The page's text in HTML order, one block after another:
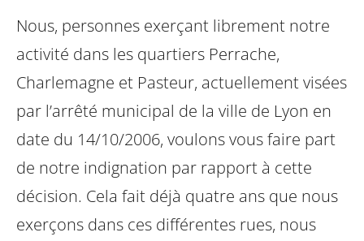
Nous, personnes exerçant librement notre
activité dans les quartiers Perrache,
Charlemagne et Pasteur, actuellement visées
par l’arrêté municipal de la ville de Lyon en
date du 14/10/2006, voulons vous faire part
de notre indignation par rapport à cette
décision. Cela fait déjà quatre ans que nous
exerçons dans ces différentes rues, nous